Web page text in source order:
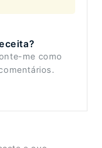
me como